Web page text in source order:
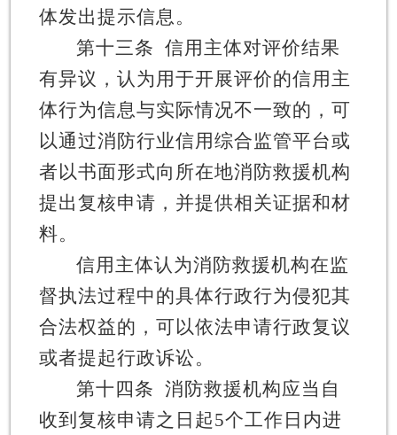
体发出提示信息。
第十三条 信用主体对评价结果
有异议，认为用于开展评价的信用主
体行为信息与实际情况不一致的，可
以通过消防行业信用综合监管平台或
者以书面形式向所在地消防救援机构
提出复核申请，并提供相关证据和材
料。
信用主体认为消防救援机构在监
督执法过程中的具体行政行为侵犯其
合法权益的，可以依法申请行政复议
或者提起行政诉讼。
第十四条 消防救援机构应当自
收到复核申请之日起5个工作日内进